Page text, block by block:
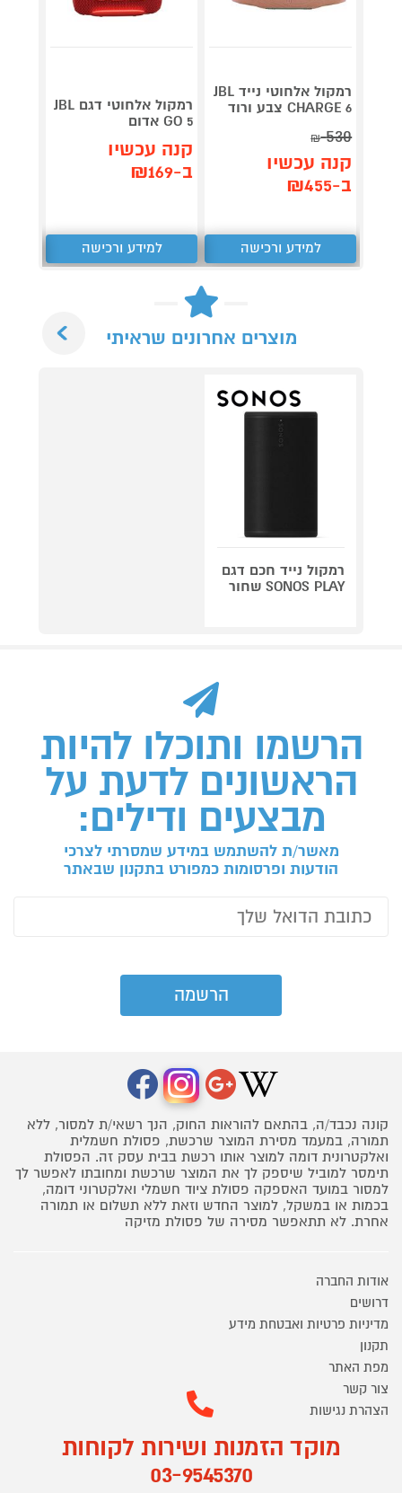
רמקול אלחוטי נייד JBL
CHARGE 6 צבע ורוד
530
₪
קנה עכשיו
ב-₪455
למידע ורכישה
רמקול אלחוטי דגם JBL
GO 5 אדום
קנה עכשיו
ב-₪169
למידע ורכישה
מוצרים אחרונים שראיתי
רמקול נייד חכם דגם
SONOS PLAY שחור
הרשמו ותוכלו להיות
הראשונים לדעת על
מבצעים ודילים:
מאשר/ת להשתמש במידע שמסרתי לצרכי
הודעות ופרסומות כמפורט בתקנון שבאתר
קונה נכבד/ה, בהתאם להוראות החוק, הנך רשאי/ת למסור, ללא
תמורה, במעמד מסירת המוצר שרכשת, פסולת חשמלית
ואלקטרונית דומה למוצר אותו רכשת בבית עסק זה. הפסולת
תימסר למוביל שיספק לך את המוצר שרכשת ומחובתו לאפשר לך
למסור במועד האספקה פסולת ציוד חשמלי ואלקטרוני דומה,
בכמות או במשקל, למוצר החדש וזאת ללא תשלום או תמורה
אחרת. לא תתאפשר מסירה של פסולת מזיקה
אודות החברה
דרושים
מדיניות פרטיות ואבטחת מידע
תקנון
מפת האתר
צור קשר
הצהרת נגישות
מוקד הזמנות ושירות לקוחות
03-9545370